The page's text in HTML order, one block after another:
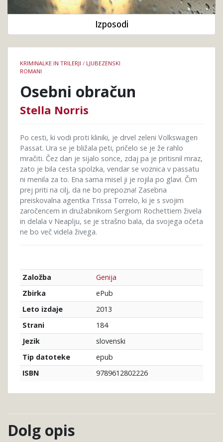
knjige
KRIMINALKE IN TRILERJI / LJUBEZENSKI
ROMANI
Osebni obračun
Stella Norris
Po cesti, ki vodi proti kliniki, je drvel zeleni Volkswagen
Passat. Ura se je bližala peti, pričelo se je že rahlo
mračiti. Čez dan je sijalo sonce, zdaj pa je pritisnil mraz,
zato je bila cesta spolzka, vendar se voznica v passatu
ni menila za to. Ena sama misel ji je rojila po glavi. Čim
prej priti na cilj, da ne bo prepozna! Zasebna
preiskovalna agentka Trissa Torrelo, ki je s svojim
zaročencem in družabnikom Sergiom Rochettiem živela
in delala v Neaplju, se je strašno bala, da svojega očeta
ne bo več videla živega.
Založba
Genija
Zbirka
ePub
Leto izdaje
2013
Strani
184
Jezik
slovenski
Tip datoteke
epub
ISBN
9789612802226
Izposodi
Dolg opis